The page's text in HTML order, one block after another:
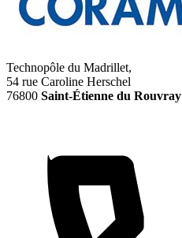
Technopôle du Madrillet,
54 rue Caroline Herschel
76800 Saint-Étienne du Rouvray